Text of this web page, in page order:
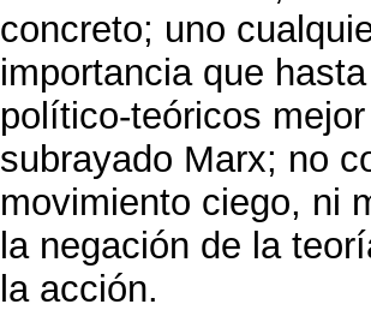
concreto; uno
importancia que
político-teóricos
subrayado Marx; no
movimiento ciego, ni
la negación de la
la acción.